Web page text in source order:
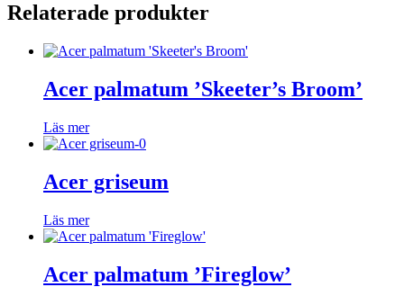
Relaterade produkter
Acer palmatum ’Skeeter’s Broom’
Läs mer
Acer griseum
Läs mer
Acer palmatum ’Fireglow’